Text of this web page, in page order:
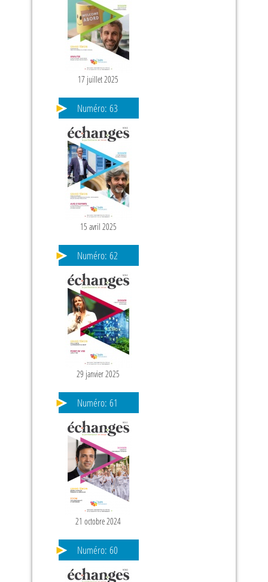
17 juillet 2025
Numéro: 63
15 avril 2025
Numéro: 62
29 janvier 2025
Numéro: 61
21 octobre 2024
Numéro: 60